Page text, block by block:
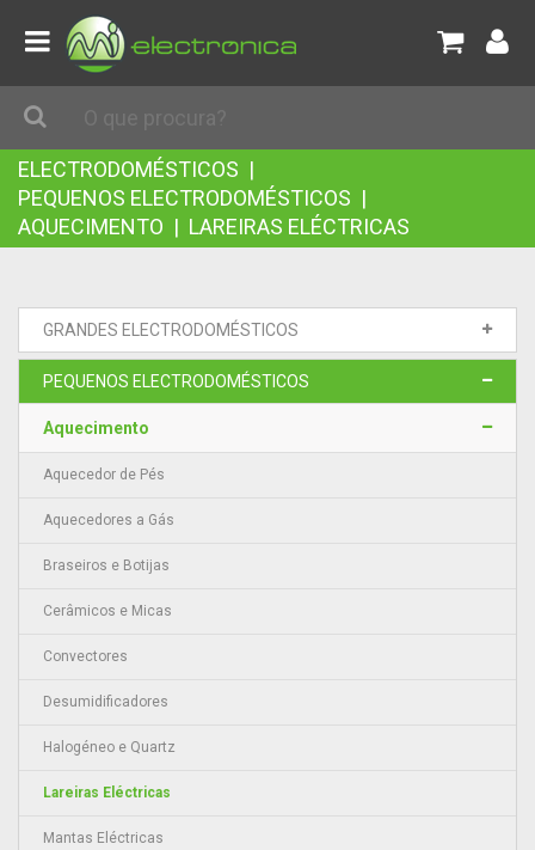
ELECTRODOMÉSTICOS |
PEQUENOS ELECTRODOMÉSTICOS |
AQUECIMENTO | LAREIRAS ELÉCTRICAS
GRANDES ELECTRODOMÉSTICOS
PEQUENOS ELECTRODOMÉSTICOS
Aquecimento
Aquecedor de Pés
Aquecedores a Gás
Braseiros e Botijas
Cerâmicos e Micas
Convectores
Desumidificadores
Halogéneo e Quartz
Lareiras Eléctricas
Mantas Eléctricas